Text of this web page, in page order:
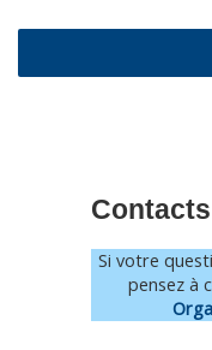
Contacts
Si votre
pensez à